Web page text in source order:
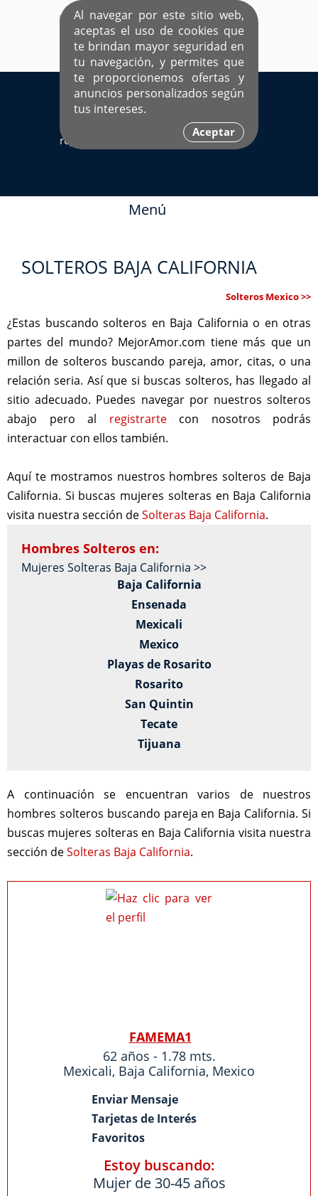
Al navegar por este sitio web,
aceptas el uso de cookies que
te brindan mayor seguridad en
tu navegación, y permites que
te proporcionemos ofertas y
anuncios personalizados según
tus intereses.
Aceptar
EL ÚNICO SITIO DEDICADO A SOLTEROS
HISPANOS COMO TÚ
Ingresa aquí
Sí ya estás
registrado
Menú
SOLTEROS BAJA CALIFORNIA
Solteros Mexico >>
¿Estas buscando solteros en Baja California o en otras
partes del mundo? MejorAmor.com tiene más que un
millon de solteros buscando pareja, amor, citas, o una
relación seria. Así que si buscas solteros, has llegado al
sitio adecuado. Puedes navegar por nuestros solteros
abajo pero al registrartecon nosotros podrás
interactuar con ellos también.
Aquí te mostramos nuestros hombres solteros de Baja
California. Si buscas mujeres solteras en Baja California
visita nuestra sección deSolteras Baja California.
Hombres Solteros en:
Mujeres Solteras Baja California >>
Baja California
Ensenada
Mexicali
Mexico
Playas de Rosarito
Rosarito
San Quintin
Tecate
Tijuana
A continuación se encuentran varios de nuestros
hombres solteros buscando pareja en Baja California. Si
buscas mujeres solteras en Baja California visita nuestra
sección deSolteras Baja California.
FAMEMA1
62 años - 1.78 mts.
Mexicali, Baja California, Mexico
Enviar Mensaje
Tarjetas de Interés
Favoritos
Estoy buscando:
Mujer de 30-45 años